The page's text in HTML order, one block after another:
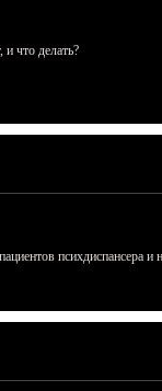
что делать?
психдиспансера и